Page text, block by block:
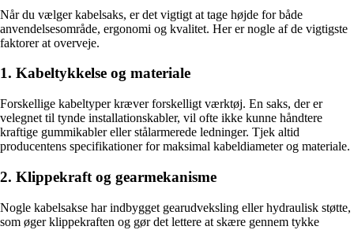
Når du vælger kabelsaks, er det vigtigt at tage højde for både
anvendelsesområde, ergonomi og kvalitet. Her er nogle af de vigtigste
faktorer at overveje.
1. Kabeltykkelse og materiale
Forskellige kabeltyper kræver forskelligt værktøj. En saks, der er
velegnet til tynde installationskabler, vil ofte ikke kunne håndtere
kraftige gummikabler eller stålarmerede ledninger. Tjek altid
producentens specifikationer for maksimal kabeldiameter og materiale.
2. Klippekraft og gearmekanisme
Nogle kabelsakse har indbygget gearudveksling eller hydraulisk støtte,
som øger klippekraften og gør det lettere at skære gennem tykke